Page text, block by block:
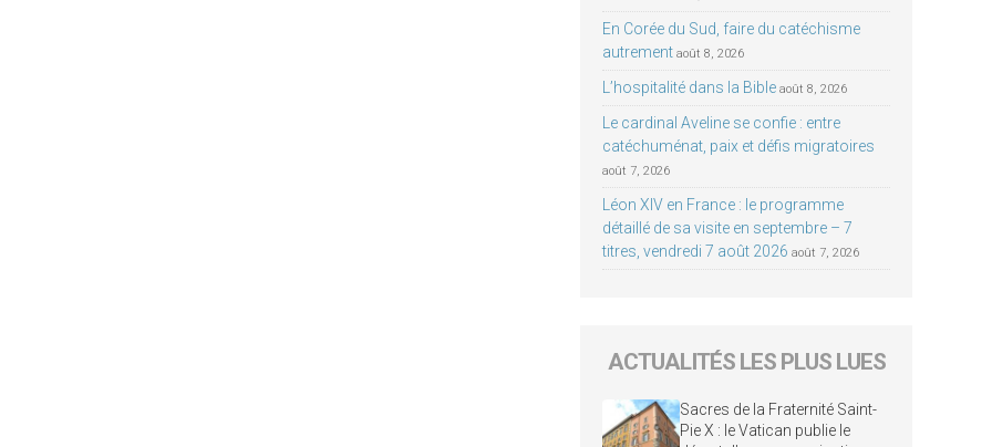
En Corée du Sud, faire du catéchisme
autrement août 8, 2026
L’hospitalité dans la Bible août 8, 2026
Le cardinal Aveline se confie : entre
catéchuménat, paix et défis migratoires
août 7, 2026
Léon XIV en France : le programme
détaillé de sa visite en septembre – 7
titres, vendredi 7 août 2026 août 7, 2026
ACTUALITÉS LES PLUS LUES
Sacres de la Fraternité Saint-
Pie X : le Vatican publie le